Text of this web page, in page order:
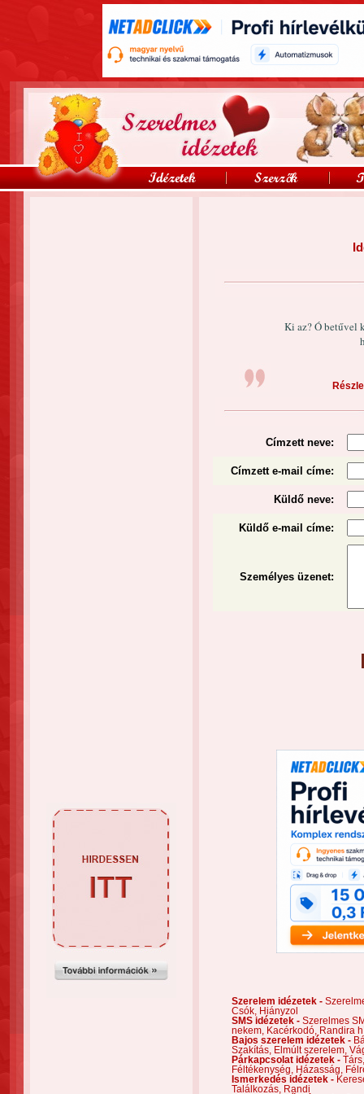
Ki az? Ó betűvel
Címzett neve:
Címzett e-mail címe:
Küldő neve:
Küldő e-mail címe:
Személyes üzenet:
Szerelem idézetek -
Csók,
Hiányzol
SMS idézetek - Szerelmes
nekem,
Kacérkodó,
Randira
Bajos szerelem idézetek -
Szakítás,
Elmúlt szerelem,
Párkapcsolat idézetek -
Féltékenység,
Házasság,
Ismerkedés idézetek -
Találkozás,
Randi